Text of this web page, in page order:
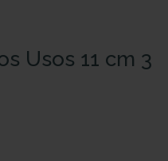
Usos 11 cm 3